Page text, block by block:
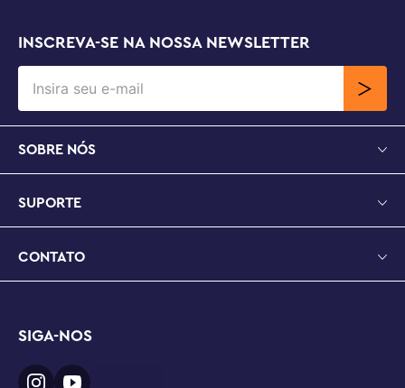
INSCREVA-SE NA NOSSA NEWSLETTER
SOBRE NÓS
SUPORTE
CONTATO
SIGA-NOS